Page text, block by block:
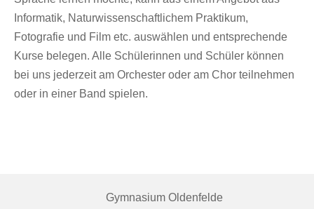
Informatik, Naturwissenschaftlichem Praktikum,
Fotografie und Film etc. auswählen und entsprechende
Kurse belegen. Alle Schülerinnen und Schüler können
bei uns jederzeit am Orchester oder am Chor teilnehmen
oder in einer Band spielen.
Gymnasium Oldenfelde